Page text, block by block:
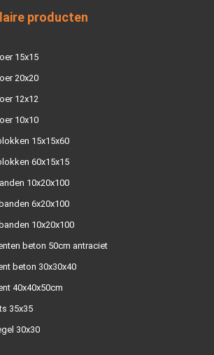
producten
15x15
20x20
12x12
10x10
15x15x60
60x15x15
10x20x100
6x20x100
10x20x100
beton 50cm antraciet
beton 30x30x40
40x40x50cm
35x35
30x30